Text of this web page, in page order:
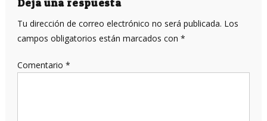
entradas
Deja una respuesta
Tu dirección de correo electrónico no será publicada. Los
campos obligatorios están marcados con *
Comentario *